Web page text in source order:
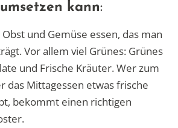
kann:
und Gemüse essen, das man
Vor allem viel Grünes: Grünes
und Frische Kräuter. Wer zum
das Mittagessen etwas frische
bekommt einen richtigen